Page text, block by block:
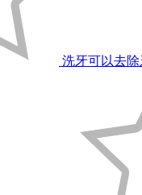
洗牙可以去